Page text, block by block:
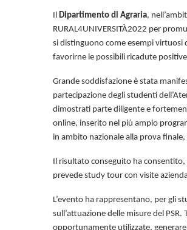
Dipartimento di Agraria,
RURAL4UNIVERSITÀ2022 per
si distinguono come esempi virtuosi
favorirne le possibili ricadute
Grande soddisfazione è stata
partecipazione degli studenti
dimostrati parte diligente e
online, inserito nel più ampio
in ambito nazionale alla prova finale,
Il risultato conseguito ha
prevede study tour con visite
L’evento ha rappresentano, per gli
sull’attuazione delle misure del
opportunamente utilizzate,